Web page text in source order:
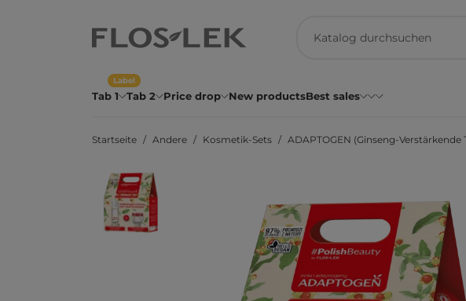
Tab 1 Tab 2
Label
Price drop New productsBest sales
Startseite Andere Kosmetik-Sets ADAPTOGEN (Ginseng-